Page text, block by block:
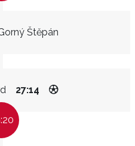
Štěpán
27:14